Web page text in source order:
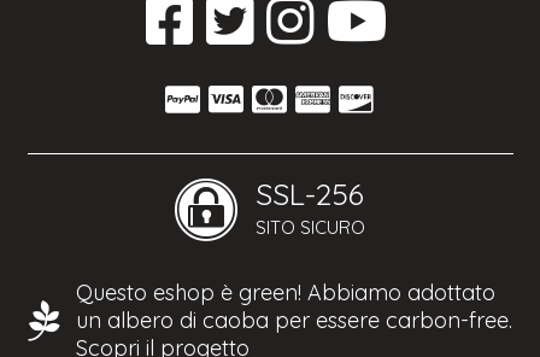
SSL-256
SITO SICURO
Questo eshop è green! Abbiamo adottato
un albero di caoba per essere carbon-free.
Scopri il progetto